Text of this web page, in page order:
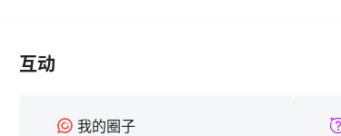
互动
我的圈子